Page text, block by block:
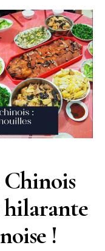
Chinois
hilarante
!